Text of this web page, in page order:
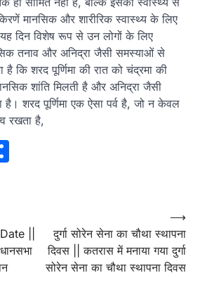
मानसिक और शारीरिक स्वास्थ्य के लिए
यह दिन विशेष रूप से उन लोगों के लिए
तनाव और अनिद्रा जैसी समस्याओं से
है कि शरद पूर्णिमा की रात को चंद्रमा की
शांति मिलती है और अनिद्रा जैसी
शरद पूर्णिमा एक ऐसा पर्व है, जो न केवल
रखता है,
||
दुर्गा सोरेन सेना का चौथा स्थापना
दिवस || कतरास में मनाया गया दुर्गा
सोरेन सेना का चौथा स्थापना दिवस
⟶